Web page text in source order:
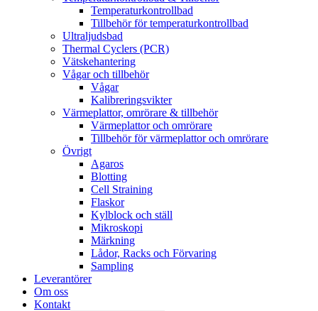
Temperaturkontrollbad
Tillbehör för temperaturkontrollbad
Ultraljudsbad
Thermal Cyclers (PCR)
Vätskehantering
Vågar och tillbehör
Vågar
Kalibreringsvikter
Värmeplattor, omrörare & tillbehör
Värmeplattor och omrörare
Tillbehör för värmeplattor och omrörare
Övrigt
Agaros
Blotting
Cell Straining
Flaskor
Kylblock och ställ
Mikroskopi
Märkning
Lådor, Racks och Förvaring
Sampling
Leverantörer
Om oss
Kontakt